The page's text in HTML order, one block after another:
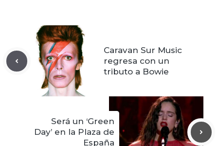
Caravan Sur Music
regresa con un
tributo a Bowie
Será un ‘Green
Day’ en la Plaza de
España